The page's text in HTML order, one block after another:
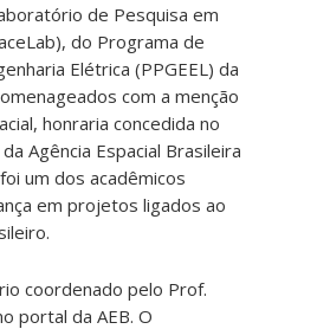
de Pesquisa em
do Programa de
Elétrica (PPGEEL) da
com a menção
honraria concedida no
Agência Espacial Brasileira
um dos acadêmicos
em projetos ligados ao
coordenado pelo Prof.
portal da AEB. O